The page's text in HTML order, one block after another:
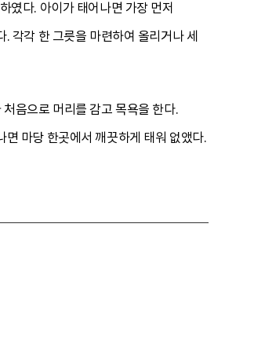
였다. 아이가 태어나면 가장 먼저
각각 한 그릇을 마련하여 올리거나 세
음으로 머리를 감고 목욕을 한다.
마당 한곳에서 깨끗하게 태워 없앴다.